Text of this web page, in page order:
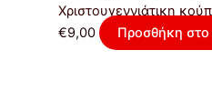
Xριστουγεννιάτικη
€9,00 Προσθήκη στο